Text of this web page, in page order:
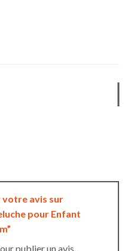
votre avis sur
pour Enfant
publier un avis.